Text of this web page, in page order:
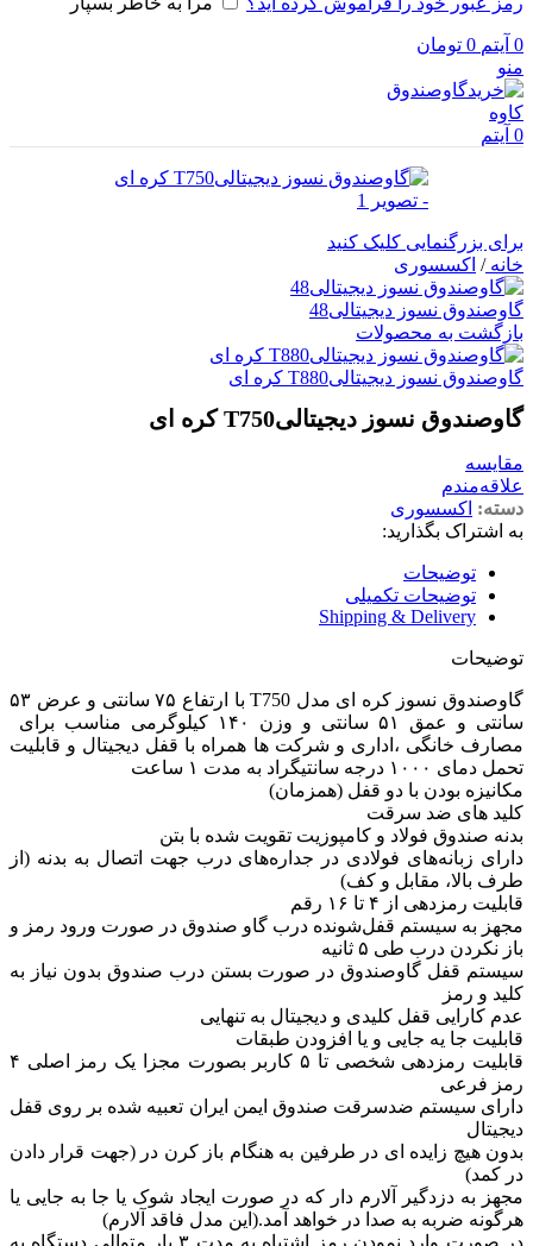
0 آیتم 0 تومان
منو
0 آیتم
برای بزرگنمایی کلیک کنید
خانه/ اکسسوری
گاوصندوق نسوز دیجیتالی48
بازگشت به محصولات
گاوصندوق نسوز دیجیتالیT880 کره ای
گاوصندوق نسوز دیجیتالیT750 کره ای
مقایسه
علاقه‌مندم
دسته: اکسسوری
به اشتراک بگذارید:
توضیحات
توضیحات تکمیلی
Shipping & Delivery
توضیحات
گاوصندوق نسوز کره ای مدل T750 با ارتفاع ۷۵ سانتی و عرض ۵۳
سانتی و عمق ۵۱ سانتی و وزن ۱۴۰ کیلوگرمی مناسب برای
مصارف خانگی ،اداری و شرکت ها همراه با قفل دیجیتال و قابلیت
تحمل دمای ۱۰۰۰ درجه سانتیگراد به مدت ۱ ساعت
مکانیزه بودن با دو قفل (همزمان)
کلید های ضد سرقت
بدنه صندوق فولاد و کامپوزیت تقویت شده با بتن
دارای زبانه‌های فولادی در جداره‌های درب جهت اتصال به بدنه (از
طرف بالا، مقابل و کف)
قابلیت رمزدهی از ۴ تا ۱۶ رقم
مجهز به سیستم قفل‌شونده درب گاو صندوق در صورت ورود رمز و
باز نکردن درب طی ۵ ثانیه
سیستم قفل گاوصندوق در صورت بستن درب صندوق بدون نیاز به
کلید و رمز
عدم کارایی قفل کلیدی و دیجیتال به تنهایی
قابلیت جا یه جایی و یا افزودن طبقات
قابلیت رمزدهی شخصی تا ۵ کاربر بصورت مجزا یک رمز اصلی ۴
رمز فرعی
دارای سیستم ضدسرقت صندوق ایمن ایران تعبیه شده بر روی قفل
دیجیتال
بدون هیچ زایده ای در طرفین به هنگام باز کرن در (جهت قرار دادن
در کمد)
مجهز به دزدگیر آلارم دار که در صورت ایجاد شوک یا جا به جایی یا
هرگونه ضربه به صدا در خواهد آمد.(این مدل فاقد آلارم)